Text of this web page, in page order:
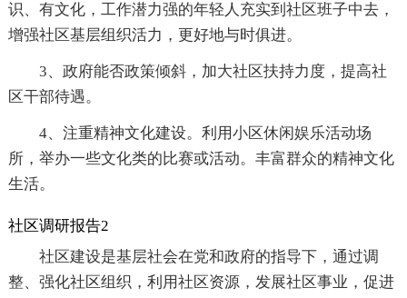
识、有文化，工作潜力强的年轻人充实到社区班子中去，
增强社区基层组织活力，更好地与时俱进。
3、政府能否政策倾斜，加大社区扶持力度，提高社
区干部待遇。
4、注重精神文化建设。利用小区休闲娱乐活动场
所，举办一些文化类的比赛或活动。丰富群众的精神文化
生活。
社区调研报告2
社区建设是基层社会在党和政府的指导下，通过调
整、强化社区组织，利用社区资源，发展社区事业，促进